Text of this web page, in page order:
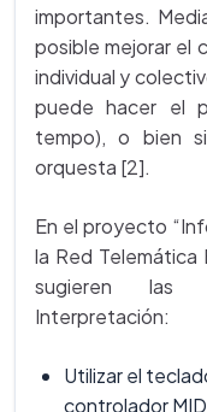
importantes.
posible mejorar el
individual y
puede hacer el
tempo), o bien
orquesta [2].
En el proyecto
la Red Telemática
sugieren las
Interpretación:
Utilizar el
controlador